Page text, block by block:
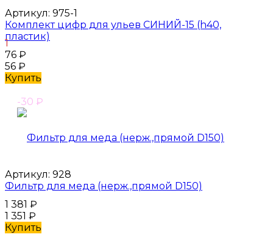
Артикул: 975-1
Комплект цифр для ульев СИНИЙ-15 (h40,
пластик)
1
76 ₽
56 ₽
Купить
-30 ₽
Артикул: 928
Фильтр для меда (нерж.,прямой D150)
1 381 ₽
1 351 ₽
Купить